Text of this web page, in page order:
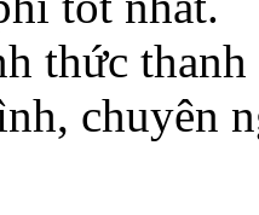
thức
chuyên